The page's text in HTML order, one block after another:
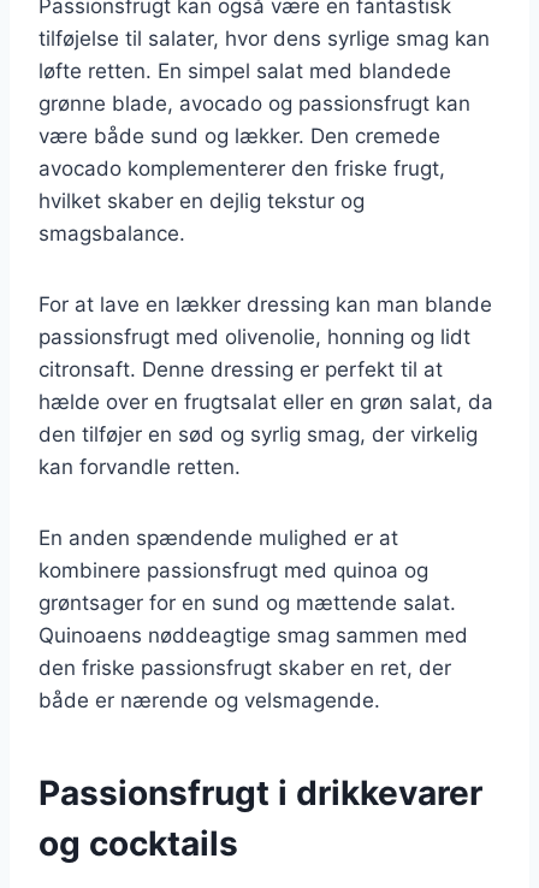
Passionsfrugt kan også være en fantastisk
tilføjelse til salater, hvor dens syrlige smag kan
løfte retten. En simpel salat med blandede
grønne blade, avocado og passionsfrugt kan
være både sund og lækker. Den cremede
avocado komplementerer den friske frugt,
hvilket skaber en dejlig tekstur og
smagsbalance.
For at lave en lækker dressing kan man blande
passionsfrugt med olivenolie, honning og lidt
citronsaft. Denne dressing er perfekt til at
hælde over en frugtsalat eller en grøn salat, da
den tilføjer en sød og syrlig smag, der virkelig
kan forvandle retten.
En anden spændende mulighed er at
kombinere passionsfrugt med quinoa og
grøntsager for en sund og mættende salat.
Quinoaens nøddeagtige smag sammen med
den friske passionsfrugt skaber en ret, der
både er nærende og velsmagende.
Passionsfrugt i drikkevarer
og cocktails